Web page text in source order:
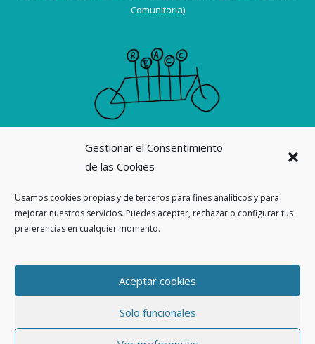
Gestionar el Consentimiento
de las Cookies
Usamos cookies propias y de terceros para fines analíticos y para
mejorar nuestros servicios. Puedes aceptar, rechazar o configurar tus
preferencias en cualquier momento.
Aceptar cookies
Solo funcionales
Comunitaria)
Suscribirme a la revista La Ortiga
Nuestras revistas
Ahora también enThreads
Copyleft 2026. La Ortiga Colectiva |Privacidad